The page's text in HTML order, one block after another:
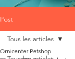
Post
Tous les articles
Ornicenter Petshop